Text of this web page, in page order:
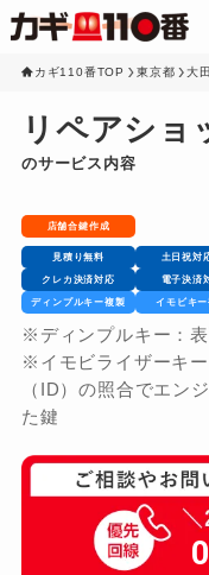
カギ110番TOP 東京都 大
リペアシ
のサービス内容
店舗合鍵作成
見積り無料 土日祝対
クレカ決済対応 電子決済
ディンプルキー複製 イモビキー
※ディンプルキー：
※イモビライザーキ
（ID）の照合でエン
た鍵